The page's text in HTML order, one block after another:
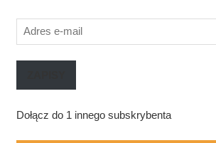
Adres
e-
mail
Dołącz do 1 innego subskrybenta